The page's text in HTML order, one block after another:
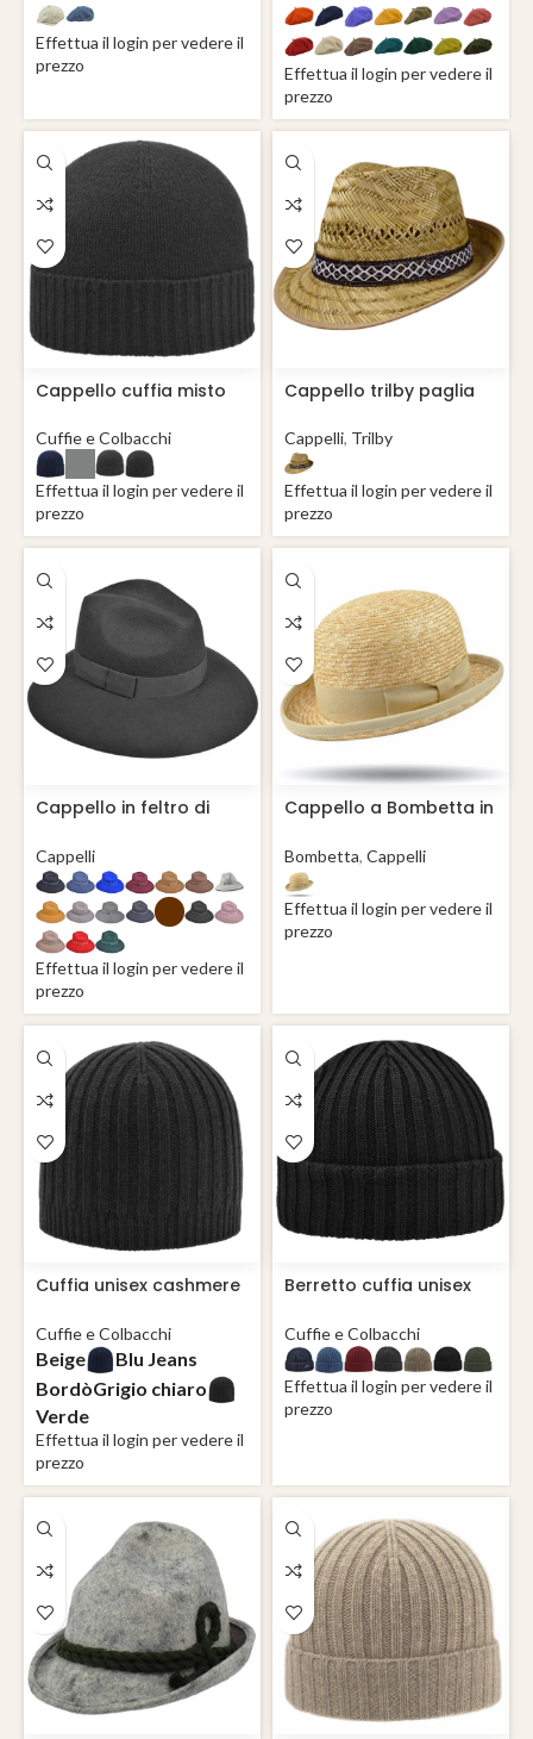
Effettua il login per vedere il
prezzo
Effettua il login per vedere il
prezzo
Cappello cuffia misto
Cuffie e Colbacchi
Effettua il login per vedere il
prezzo
Cappello trilby paglia
Cappelli, Trilby
Effettua il login per vedere il
prezzo
Cappello in feltro di
Cappelli
Effettua il login per vedere il
prezzo
Cappello a Bombetta in
Bombetta, Cappelli
Effettua il login per vedere il
prezzo
Cuffia unisex cashmere
Cuffie e Colbacchi
Beige
Blu Jeans
BordòGrigio chiaro
Verde
Effettua il login per vedere il
prezzo
Berretto cuffia unisex
Cuffie e Colbacchi
Effettua il login per vedere il
prezzo